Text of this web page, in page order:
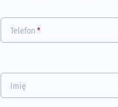
Telefon*
Imię